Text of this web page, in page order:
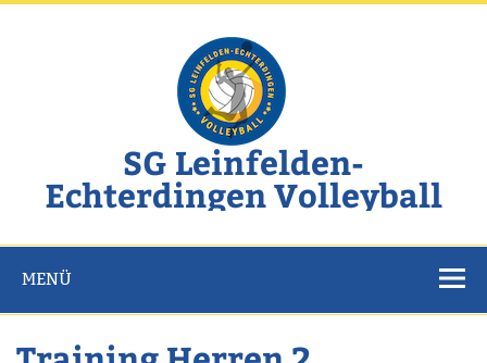
Zum
SG Leinfelden-
Echterdingen Volleyball
MENÜ